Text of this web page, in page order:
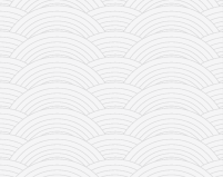
најновије на блогу
моје белешке
историја каратеа
бубиши
карате